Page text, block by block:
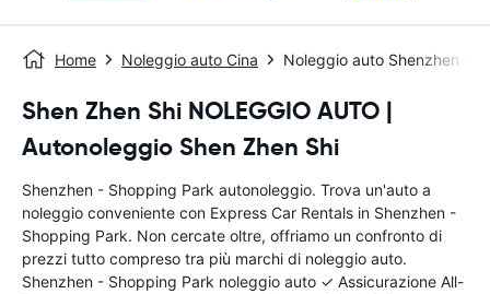
Home Noleggio auto Cina Noleggio auto Shenzhen -
Shen Zhen Shi NOLEGGIO AUTO |
Autonoleggio Shen Zhen Shi
Shenzhen - Shopping Park autonoleggio. Trova un'auto a
noleggio conveniente con Express Car Rentals in Shenzhen -
Shopping Park. Non cercate oltre, offriamo un confronto di
prezzi tutto compreso tra più marchi di noleggio auto.
Shenzhen - Shopping Park noleggio auto ✓ Assicurazione All-